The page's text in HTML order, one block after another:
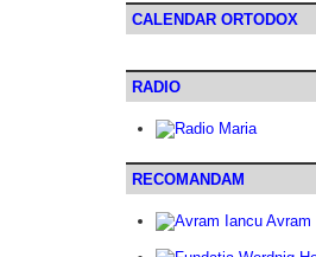
CALENDAR ORTODOX
RADIO
RECOMANDAM
Avram